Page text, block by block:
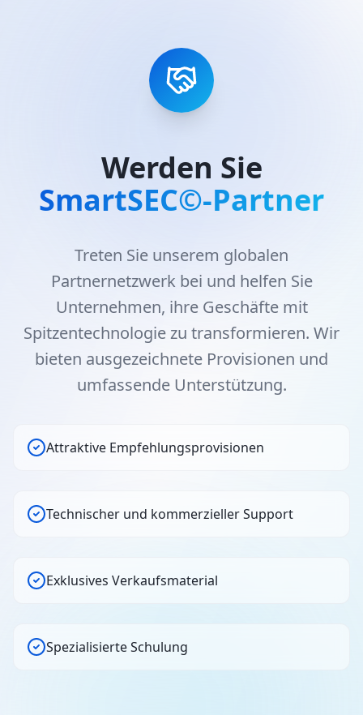
Werden Sie
SmartSEC©-Partner
Treten Sie unserem globalen
Partnernetzwerk bei und helfen Sie
Unternehmen, ihre Geschäfte mit
Spitzentechnologie zu transformieren. Wir
bieten ausgezeichnete Provisionen und
umfassende Unterstützung.
Attraktive Empfehlungsprovisionen
Technischer und kommerzieller Support
Exklusives Verkaufsmaterial
Spezialisierte Schulung